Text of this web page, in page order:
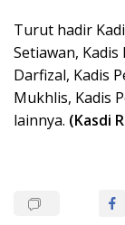
Turut hadir
Setiawan,
Darfizal, Kadis
Mukhlis, Kadis
lainnya. (Kasdi